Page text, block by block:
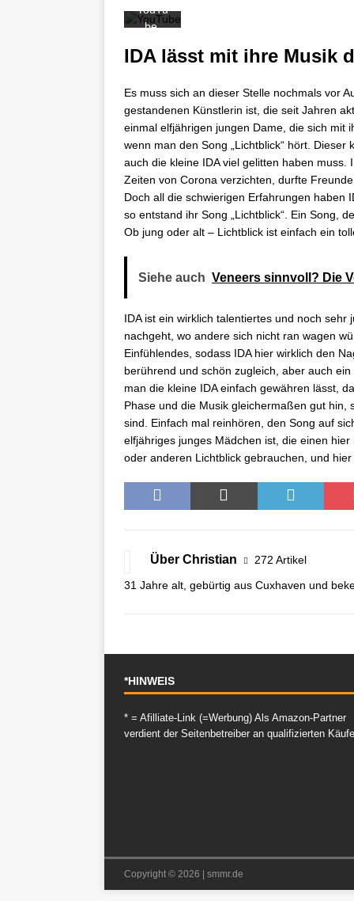
YouTu
be.
erfahr
Video
laden
YouTub
e immer
entsper
ren
IDA lässt mit ihre Musik
Es muss sich an dieser Stelle nochmals vor
gestandenen Künstlerin ist, die seit Jahren
einmal elfjährigen jungen Dame, die sich mit
wenn man den Song „Lichtblick“ hört.
auch die kleine IDA viel gelitten haben
Zeiten von Corona verzichten, durfte
Doch all die schwierigen Erfahrungen haben
so entstand ihr Song „Lichtblick“. Ein Song,
Ob jung oder alt – Lichtblick ist einfach ein
Siehe auch Veneers sinnvoll? Die
IDA ist ein wirklich talentiertes und noch
nachgeht, wo andere sich nicht ran wagen
Einfühlendes, sodass IDA hier wirklich den
berührend und schön zugleich, aber auch
man die kleine IDA einfach gewähren lässt,
Phase und die Musik gleichermaßen gut
sind. Einfach mal reinhören, den Song auf
elfjähriges junges Mädchen ist, die einen
oder anderen Lichtblick gebrauchen, und
Über Christian 272 Artikel
31 Jahre alt, gebürtig aus Cuxhaven und
*HINWEIS
* = Afilliate-Link (=Werbung) Als Amazon-Partner
verdient der Seitenbetreiber an qualifizierten
Copyright © 2026 | smmr.de